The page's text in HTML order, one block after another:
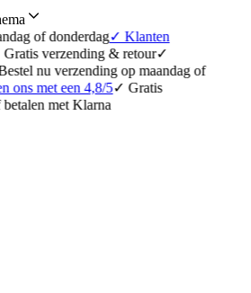
✓Klanten
& retour✓
op maandag of
4,8/5✓Gratis
Klarna